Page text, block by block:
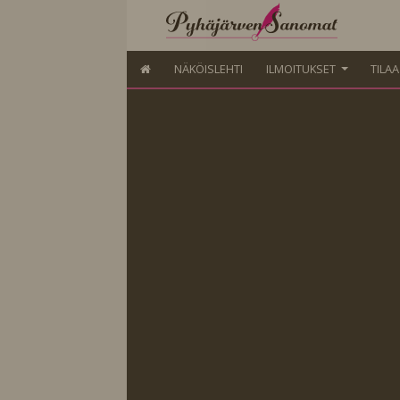
NÄKÖISLEHTI ILMOITUKSET